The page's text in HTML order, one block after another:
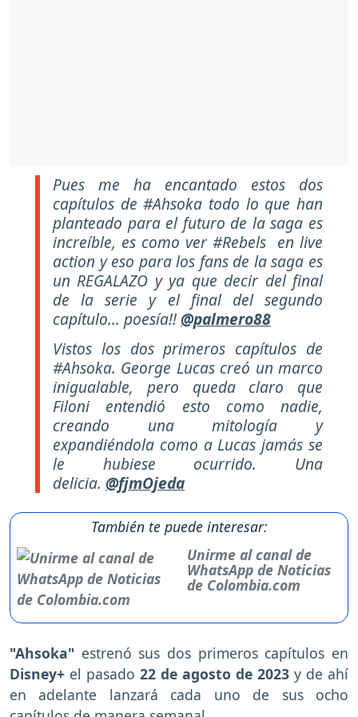
Pues me ha encantado estos dos
capítulos de #Ahsoka todo lo que han
planteado para el futuro de la saga es
increíble, es como ver #Rebels en live
action y eso para los fans de la saga es
un REGALAZO y ya que decir del final
de la serie y el final del segundo
capítulo... poesía!!@palmero88
Vistos los dos primeros capítulos de
#Ahsoka. George Lucas creó un marco
inigualable, pero queda claro que
Filoni entendió esto como nadie,
creando una mitología y
expandiéndola como a Lucas jamás se
le hubiese ocurrido. Una
delicia. @fjmOjeda
También te puede interesar:
Unirme al canal de
WhatsApp de Noticias
de Colombia.com
"Ahsoka" estrenó sus dos primeros capítulos en
Disney+ el pasado 22 de agosto de 2023 y de ahí
en adelante lanzará cada uno de sus ocho